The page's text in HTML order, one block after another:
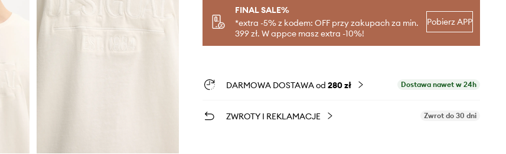
FINAL SALE%
*extra -5% z kodem: OFF przy zakupach za min.
399 zł. W appce masz extra -10%!
Pobierz APP
DARMOWA DOSTAWA od 280 zł Dostawa nawet w 24h
ZWROTY I REKLAMACJE Zwrot do 30 dni